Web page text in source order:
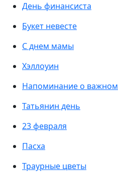
День финансиста
Букет невесте
С днем мамы
Хэллоуин
Напоминание о важном
Татьянин день
23 февраля
Пасха
Траурные цветы